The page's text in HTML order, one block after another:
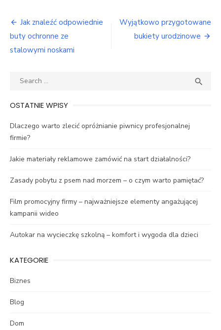
Nawigacja
wpisu
Jak znaleźć odpowiednie
buty ochronne ze
stalowymi noskami
Wyjątkowo przygotowane
bukiety urodzinowe
Search

OSTATNIE WPISY
Dlaczego warto zlecić opróżnianie piwnicy profesjonalnej
firmie?
Jakie materiały reklamowe zamówić na start działalności?
Zasady pobytu z psem nad morzem – o czym warto pamiętać?
Film promocyjny firmy – najważniejsze elementy angażującej
kampanii wideo
Autokar na wycieczkę szkolną – komfort i wygoda dla dzieci
KATEGORIE
Biznes
Blog
Dom